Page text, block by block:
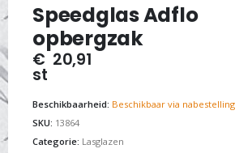
Speedglas Adflo
opbergzak
€ 20,91
st
Beschikbaarheid: Beschikbaar via nabestelling
SKU: 13864
Categorie: Lasglazen